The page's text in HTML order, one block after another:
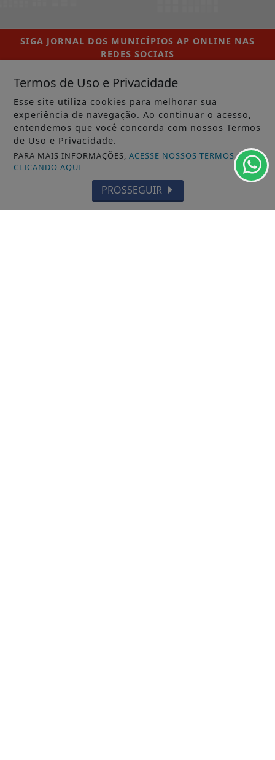
SIGA JORNAL DOS MUNICÍPIOS AP ONLINE NAS
REDES SOCIAIS
/ NOTÍCIAS
MUNICÍPIOS GERAL
MACAPÁ
Termos de Uso e Privacidade
Esse site utiliza cookies para melhorar sua
experiência de navegação. Ao continuar o acesso,
entendemos que você concorda com nossos Termos
de Uso e Privacidade.
PARA MAIS INFORMAÇÕES,ACESSE NOSSOS TERMOS
CLICANDO AQUI
PROSSEGUIR